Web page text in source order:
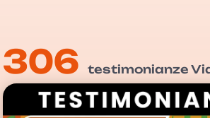
306 testimonianze